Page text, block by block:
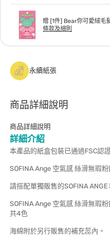
贈 [1件] Bear你可愛絨毛
條款及細則
永續紙張
商品詳細說明
商品詳細說明
詳細介紹
本產品的紙盒包裝已通過FSC認
SOFINA Ange 空氣感 絲滑無瑕
請搭配單獨販售的SOFINA ANGE
SOFINA Ange 空氣感 絲滑無瑕
共4色
海綿附於另行販售的補充蕊內。